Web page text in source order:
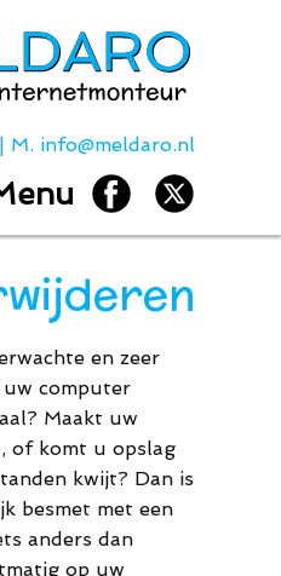
| M. info@meldaro.nl
en zeer
computer
Maakt uw
of komt u opslag
kwijt? Dan is
besmet met een
anders dan
op uw